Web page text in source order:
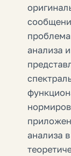
анализа
анализа